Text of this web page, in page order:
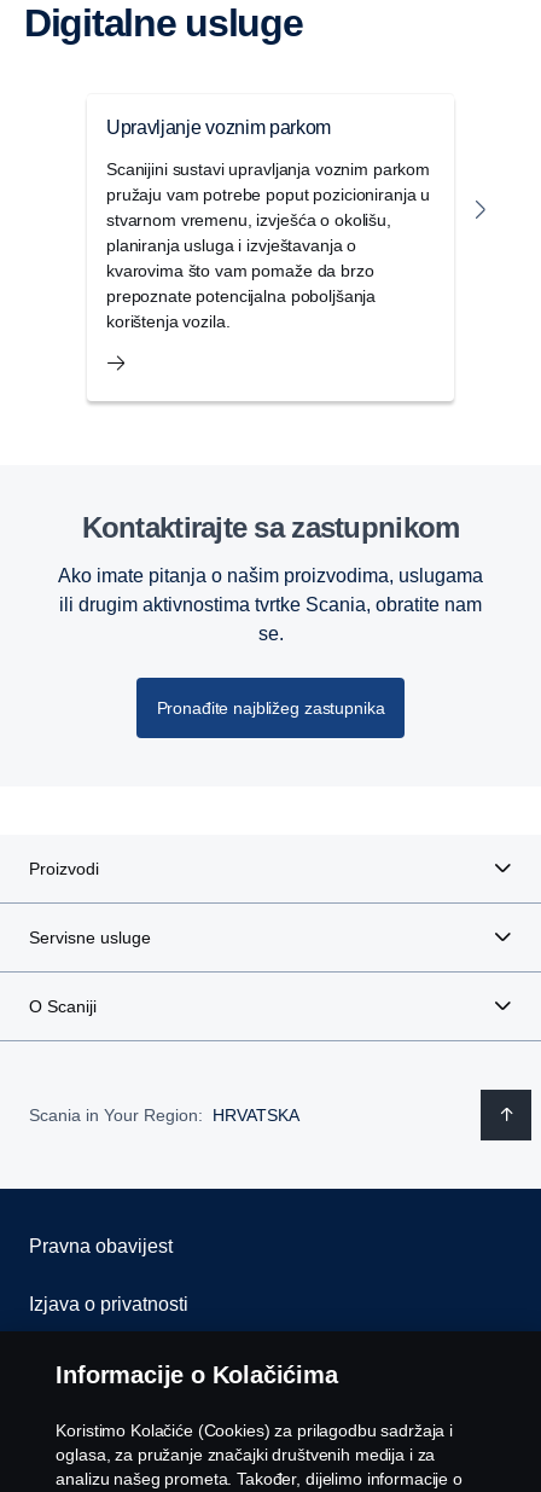
Digitalne usluge
Upravljanje voznim parkom
Scanijini sustavi upravljanja voznim parkom
pružaju vam potrebe poput pozicioniranja u
stvarnom vremenu, izvješća o okolišu,
planiranja usluga i izvještavanja o
kvarovima što vam pomaže da brzo
prepoznate potencijalna poboljšanja
korištenja vozila.
Kontaktirajte sa zastupnikom
Ako imate pitanja o našim proizvodima, uslugama
ili drugim aktivnostima tvrtke Scania, obratite nam
se.
Pronađite najbližeg zastupnika
Proizvodi
Servisne usluge
O Scaniji
Scania in Your Region: HRVATSKA
Pravna obavijest
Izjava o privatnosti
Kolačići
Kontaktirajte nas
Whistleblowing
Informacije o Kolačićima
Koristimo Kolačiće (Cookies) za prilagodbu sadržaja i
oglasa, za pružanje značajki društvenih medija i za
analizu našeg prometa. Također, dijelimo informacije o